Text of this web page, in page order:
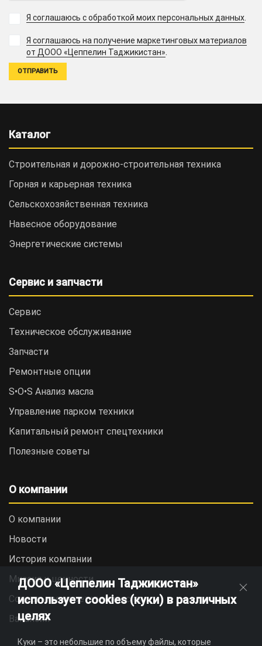
Я соглашаюсь с обработкой моих персональных данных.
Я соглашаюсь на получение маркетинговых материалов
от ДООО «Цеппелин Таджикистан».
Каталог
Строительная и дорожно-cтроительная техника
Горная и карьерная техника
Сельскохозяйственная техника
Навесное оборудование
Энергетические системы
Сервис и запчасти
Сервис
Техническое обслуживание
Запчасти
Ремонтные опции
S•O•S Анализ масла
Управление парком техники
Капитальный ремонт спецтехники
Полезные советы
О компании
О компании
Новости
История компании
Миссия и ценности
Социальная ответственность
Вакансии
ДООО «Цеппелин Таджикистан»
использует cookies (куки) в различных
целях
Куки – это небольшие по объему файлы, которые